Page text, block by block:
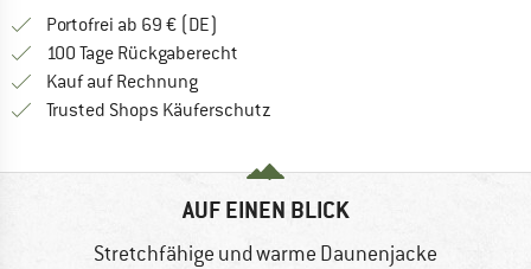
Portofrei ab 69 € (DE)
100 Tage Rückgaberecht
Kauf auf RechnungFinde die Zahlungs-Infos hier! Öffnet
Trusted Shops Käuferschutz
AUF EINEN BLICK
Stretchfähige und warme Daunenjacke